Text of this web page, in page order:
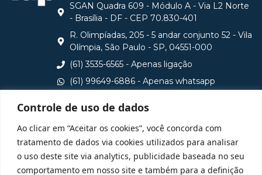
Controle de uso de dados
Ao clicar em “Aceitar os cookies”, você concorda com
tratamento de dados via cookies utilizados para analisar
o uso deste site via analytics, publicidade baseada no seu
comportamento em nosso site e também para a definição
SGAN Quadra 609 - Módulo A - Via L2 Norte
- Brasília - DF - CEP 70.830-401
R. Olimpíadas, 205 - 5 andar conjunto 52 - Vila
Olímpia, São Paulo - SP, 04551-000
(61) 3535-6565 - Apenas ligação
(61) 99649-6886 - Apenas whatsapp
Consulte aqui o cadastro da Instituição no Sistema e-
MEC